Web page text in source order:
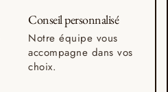
Conseil personnalisé
Notre équipe vous
accompagne dans vos
choix.